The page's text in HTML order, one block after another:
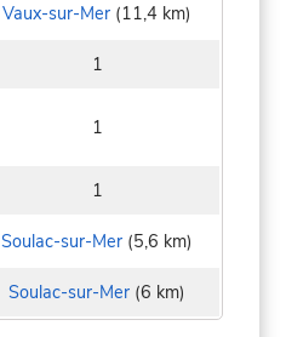
Vaux-sur-Mer (11,4 km)
1
1
1
Soulac-sur-Mer (5,6 km)
Soulac-sur-Mer (6 km)